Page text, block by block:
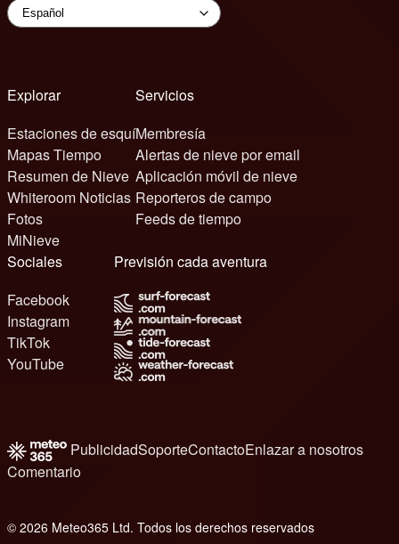
Explorar
Estaciones de esquí
Mapas Tiempo
Resumen de Nieve
Whiteroom Noticias
Fotos
MiNieve
Servicios
Membresía
Alertas de nieve por email
Aplicación móvil de nieve
Reporteros de campo
Feeds de tiempo
Sociales
Facebook
Instagram
TikTok
YouTube
Previsión cada aventura
PublicidadSoporteContactoEnlazar a nosotros
Comentario
© 2026 Meteo365 Ltd. Todos los derechos reservados